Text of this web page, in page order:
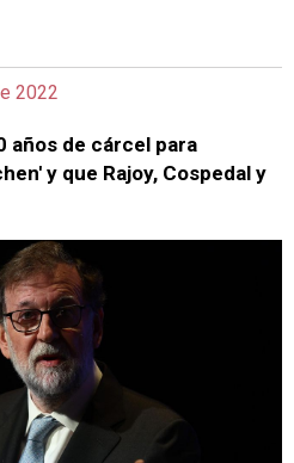
2022
años de cárcel para
y que Rajoy, Cospedal y